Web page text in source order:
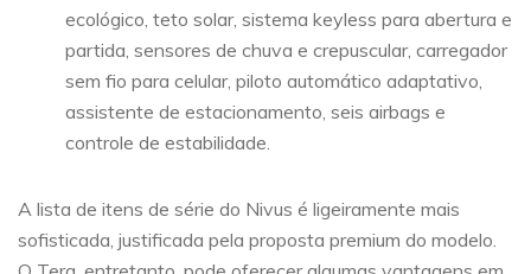
ecológico, teto solar, sistema keyless para abertura e
partida, sensores de chuva e crepuscular, carregador
sem fio para celular, piloto automático adaptativo,
assistente de estacionamento, seis airbags e
controle de estabilidade.
A lista de itens de série do Nivus é ligeiramente mais
sofisticada, justificada pela proposta premium do modelo.